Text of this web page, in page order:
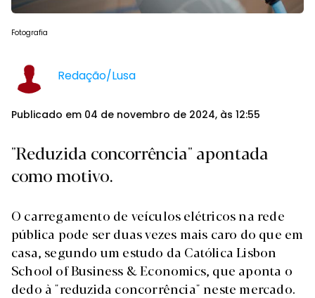
Fotografia
Redação/Lusa
Publicado em 04 de novembro de 2024, às 12:55
"Reduzida concorrência" apontada
como motivo.
O carregamento de veículos elétricos na rede
pública pode ser duas vezes mais caro do que em
casa, segundo um estudo da Católica Lisbon
School of Business & Economics, que aponta o
dedo à "reduzida concorrência" neste mercado.